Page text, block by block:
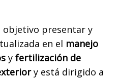
objetivo presentar y
en el manejo
y fertilización de
y está dirigido a